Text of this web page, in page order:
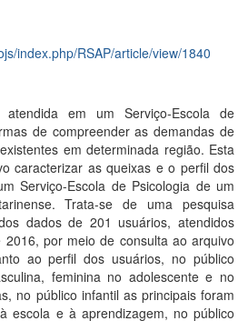
index.php/RSAP/article/view/1840
atendida em um Serviço-Escola de
de compreender as demandas de
em determinada região. Esta
caracterizar as queixas e o perfil dos
Serviço-Escola de Psicologia de um
Trata-se de uma pesquisa
dados de 201 usuários, atendidos
por meio de consulta ao arquivo
ao perfil dos usuários, no público
feminina no adolescente e no
no público infantil as principais foram
escola e à aprendizagem, no público